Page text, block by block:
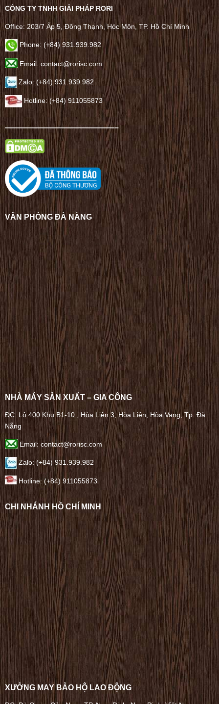
CÔNG TY TNHH GIẢI PHÁP RORI
Office: 203/7 Ấp 5, Đông Thạnh, Hóc Môn, TP. Hồ Chí Minh
Phone: (+84) 931.939.982
Email: contact@rorisc.com
Zalo: (+84) 931.939.982
Hotline: (+84) 911055873
——————————————–
VĂN PHÒNG ĐÀ NẴNG
NHÀ MÁY SẢN XUẤT – GIA CÔNG
ĐC: Lô 400 Khu B1-10 , Hòa Liên 3, Hòa Liên, Hòa Vang, Tp. Đà
Nẵng
Email: contact@rorisc.com
Zalo: (+84) 931.939.982
Hotline: (+84) 911055873
CHI NHÁNH HỒ CHÍ MINH
XƯỞNG MAY BẢO HỘ LAO ĐỘNG